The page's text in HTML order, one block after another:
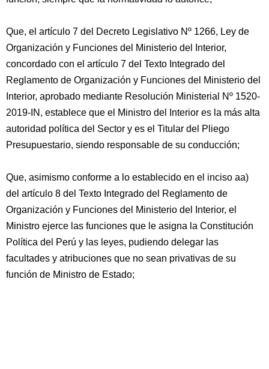
Que, el artículo 7 del Decreto Legislativo Nº 1266, Ley de
Organización y Funciones del Ministerio del Interior,
concordado con el artículo 7 del Texto Integrado del
Reglamento de Organización y Funciones del Ministerio del
Interior, aprobado mediante Resolución Ministerial Nº 1520-
2019-IN, establece que el Ministro del Interior es la más alta
autoridad política del Sector y es el Titular del Pliego
Presupuestario, siendo responsable de su conducción;
Que, asimismo conforme a lo establecido en el inciso aa)
del artículo 8 del Texto Integrado del Reglamento de
Organización y Funciones del Ministerio del Interior, el
Ministro ejerce las funciones que le asigna la Constitución
Política del Perú y las leyes, pudiendo delegar las
facultades y atribuciones que no sean privativas de su
función de Ministro de Estado;